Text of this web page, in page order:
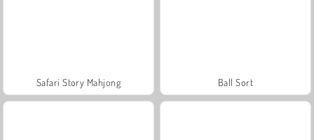
Safari Story Mahjong Ball Sort